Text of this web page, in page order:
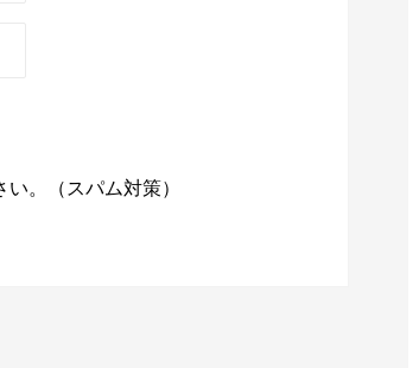
。（スパム対策）